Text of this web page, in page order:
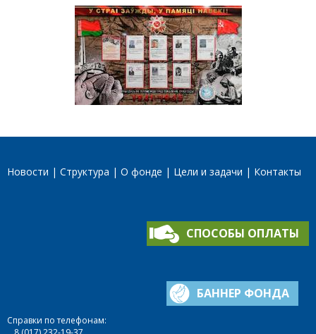
Новости Структура О фонде Цели и задачи Контакты
СПОСОБЫ ОПЛАТЫ
БАННЕР ФОНДА
Справки по телефонам: